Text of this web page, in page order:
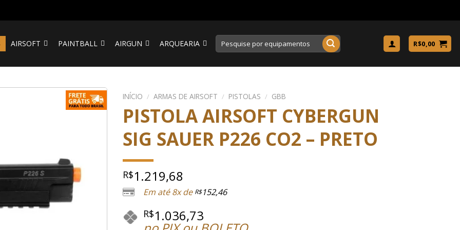
AIRSOFT PAINTBALL AIRGUN ARQUEARIA
Pesquisar
por:
R$0,00
INÍCIO / ARMAS DE AIRSOFT / PISTOLAS / GBB
PISTOLA AIRSOFT CYBERGUN
SIG SAUER P226 CO2 – PRETO
R$1.219,68
Em até 8x de R$152,46
R$1.036,73